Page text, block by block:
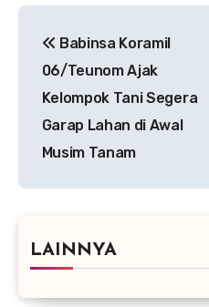
pos
Babinsa Koramil
06/Teunom Ajak
Kelompok Tani Segera
Garap Lahan di Awal
Musim Tanam
LAINNYA